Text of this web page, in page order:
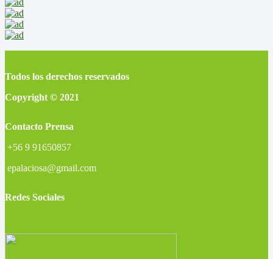
Todos los derechos reservados
Copyright © 2021
Contacto Prensa
+56 9 91650857
epalaciosa@gmail.com
Redes Sociales